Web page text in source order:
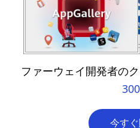
ファーウェイ開発者の
300
今すぐ